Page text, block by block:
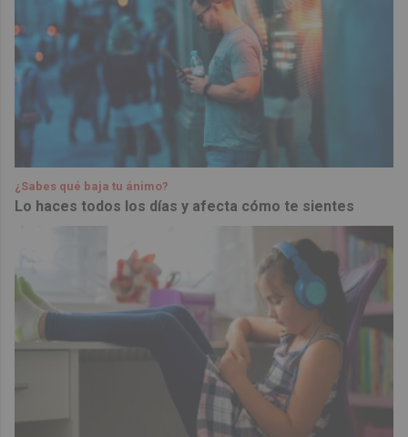
¿Sabes qué baja tu ánimo?
Lo haces todos los días y afecta cómo te sientes